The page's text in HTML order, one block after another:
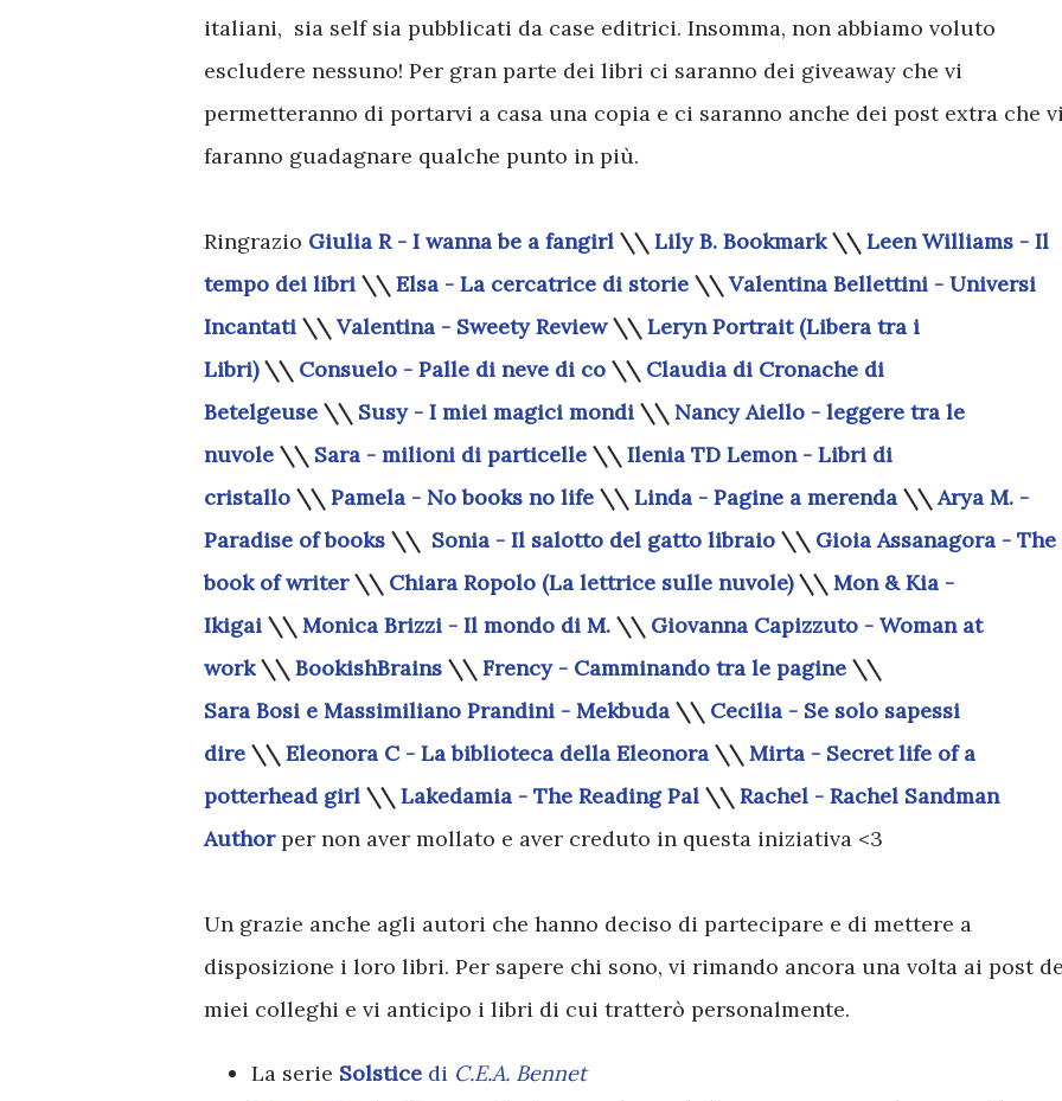
italiani, sia self sia pubblicati da case editrici. Insomma, non abbiamo voluto
escludere nessuno! Per gran parte dei libri ci saranno dei giveaway che vi
permetteranno di portarvi a casa una copia e ci saranno anche dei post extra che
faranno guadagnare qualche punto in più.
Ringrazio Giulia R - I wanna be a fangirl \\ Lily B. Bookmark\\ Leen Williams - Il
tempo dei libri \\ Elsa - La cercatrice di storie \\ Valentina Bellettini - Universi
Incantati \\ Valentina - Sweety Review\\ Leryn Portrait (Libera tra i
Libri)\\ Consuelo - Palle di neve di co \\ Claudia di Cronache di
Betelgeuse \\ Susy - I miei magici mondi \\ Nancy Aiello - leggere tra le
nuvole \\ Sara - milioni di particelle \\ Ilenia TD Lemon - Libri di
cristallo \\ Pamela - No books no life \\ Linda - Pagine a merenda \\Arya M. -
Paradise of books \\ Sonia - Il salotto del gatto libraio \\ Gioia Assanagora - The
book of writer\\ Chiara Ropolo (La lettrice sulle nuvole)\\ Mon & Kia -
Ikigai \\ Monica Brizzi - Il mondo di M. \\ Giovanna Capizzuto - Woman at
work\\ BookishBrains \\ Frency - Camminando tra le pagine \\
Sara Bosi e Massimiliano Prandini - Mekbuda \\ Cecilia - Se solo sapessi
dire \\ Eleonora C - La biblioteca della Eleonora \\ Mirta - Secret life of a
potterhead girl \\ Lakedamia - The Reading Pal \\ Rachel - Rachel Sandman
Author per non aver mollato e aver creduto in questa iniziativa <3
Un grazie anche agli autori che hanno deciso di partecipare e di mettere a
disposizione i loro libri. Per sapere chi sono, vi rimando ancora una volta ai post
miei colleghi e vi anticipo i libri di cui tratterò personalmente.
La serie Solstice di C.E.A. Bennet